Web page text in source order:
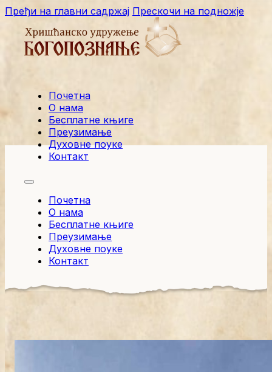
Пређи на главни садржај Прескочи на подножје
Почетна
О нама
Бесплатне књиге
Преузимање
Духовне поуке
Контакт
Почетна
О нама
Бесплатне књиге
Преузимање
Духовне поуке
Контакт